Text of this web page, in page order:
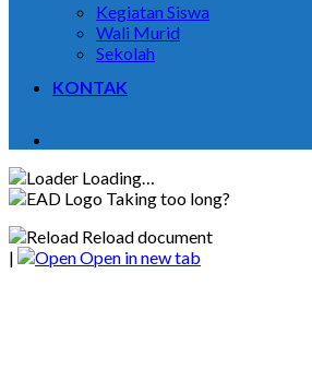
Kegiatan Siswa
Wali Murid
Sekolah
KONTAK
Loading…
Taking too long?
Reload document
|
Open in new tab